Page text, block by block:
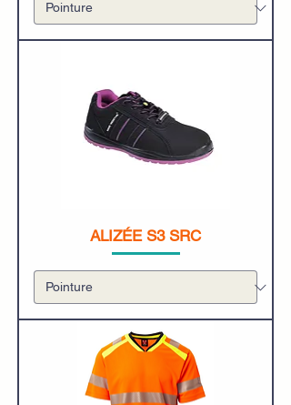
ALIZÉE S3 SRC